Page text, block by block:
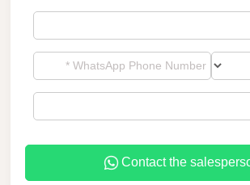
Contact the